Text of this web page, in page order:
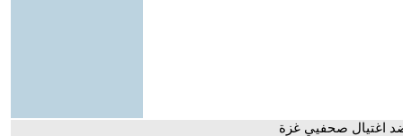
اغتيال صحفيي غزة